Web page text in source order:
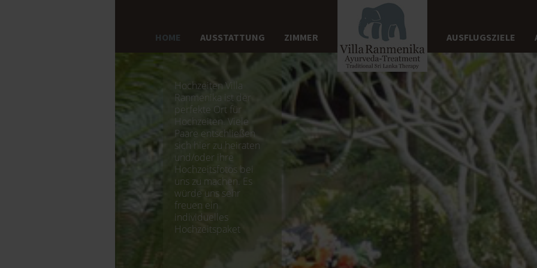
HOME AUSSTATTUNG ZIMMER AUSFLUGSZIELE
Hochzeiten Villa
Ranmenika ist der
perfekte Ort für
Hochzeiten. Viele
Paare entschließen
sich hier zu heiraten
und/oder ihre
Hochzeitsfotos bei
uns zu machen. Es
würde uns sehr
freuen ein
individuelles
Hochzeitspaket